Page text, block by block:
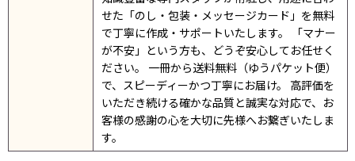
せた「のし・包装・メッセージカード」を無料
で丁寧に作成・サポートいたします。 「マナー
が不安」という方も、どうぞ安心してお任せく
ださい。 一冊から送料無料（ゆうパケット便）
で、スピーディーかつ丁寧にお届け。 高評価を
いただき続ける確かな品質と誠実な対応で、お
客様の感謝の心を大切に先様へお繋ぎいたしま
す。